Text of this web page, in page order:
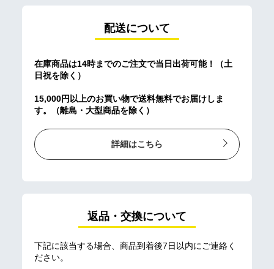
配送について
在庫商品は14時までのご注文で当日出荷可能！（土
日祝を除く）
15,000円以上のお買い物で送料無料でお届けしま
す。（離島・大型商品を除く）
詳細はこちら
返品・交換について
下記に該当する場合、商品到着後7日以内にご連絡く
ださい。